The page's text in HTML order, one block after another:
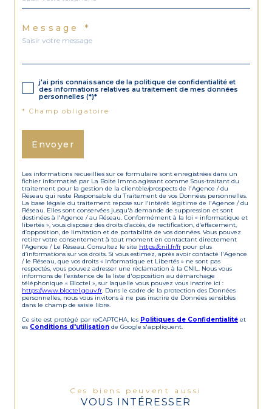
Message *
j'ai pris connaissance de la politique de confidentialité et
des informations relatives au traitement de mes données
personnelles (*)*
* Champ obligatoire
Envoyer
Les informations recueillies sur ce formulaire sont enregistrées dans un
fichier informatisé par La Boite Immo agissant comme Sous-traitant du
traitement pour la gestion de la clientèle/prospects de l'Agence / du
Réseau qui reste Responsable du Traitement de vos Données personnelles.
La base légale du traitement repose sur l'intérêt légitime de l'Agence / du
Réseau. Elles sont conservées jusqu'à demande de suppression et sont
destinées à l'Agence / au Réseau. Conformément à la loi « informatique et
libertés », vous disposez des droits d’accès, de rectification, d’effacement,
d’opposition, de limitation et de portabilité de vos données. Vous pouvez
retirer votre consentement à tout moment en contactant directement
l’Agence / Le Réseau. Consultez le site https://cnil.fr/fr pour plus
d’informations sur vos droits. Si vous estimez, après avoir contacté l'Agence
/ le Réseau, que vos droits « Informatique et Libertés » ne sont pas
respectés, vous pouvez adresser une réclamation à la CNIL. Nous vous
informons de l’existence de la liste d'opposition au démarchage
téléphonique « Bloctel », sur laquelle vous pouvez vous inscrire ici :
https://www.bloctel.gouv.fr . Dans le cadre de la protection des Données
personnelles, nous vous invitons à ne pas inscrire de Données sensibles
dans le champ de saisie libre.
Ce site est protégé par reCAPTCHA, les Politiques de Confidentialité et
es Conditions d'utilisation de Google s'appliquent.
Ces biens peuvent aussi
VOUS INTÉRESSER